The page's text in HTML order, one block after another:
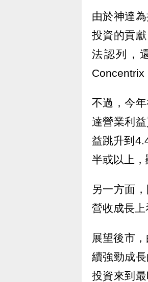
由於神達
投資的貢
法認列，
Concentrix
不過，今
達營業利
益跳升到
半或以上，
另一方面
營收成長上
展望後市
續強勁成
投資來到